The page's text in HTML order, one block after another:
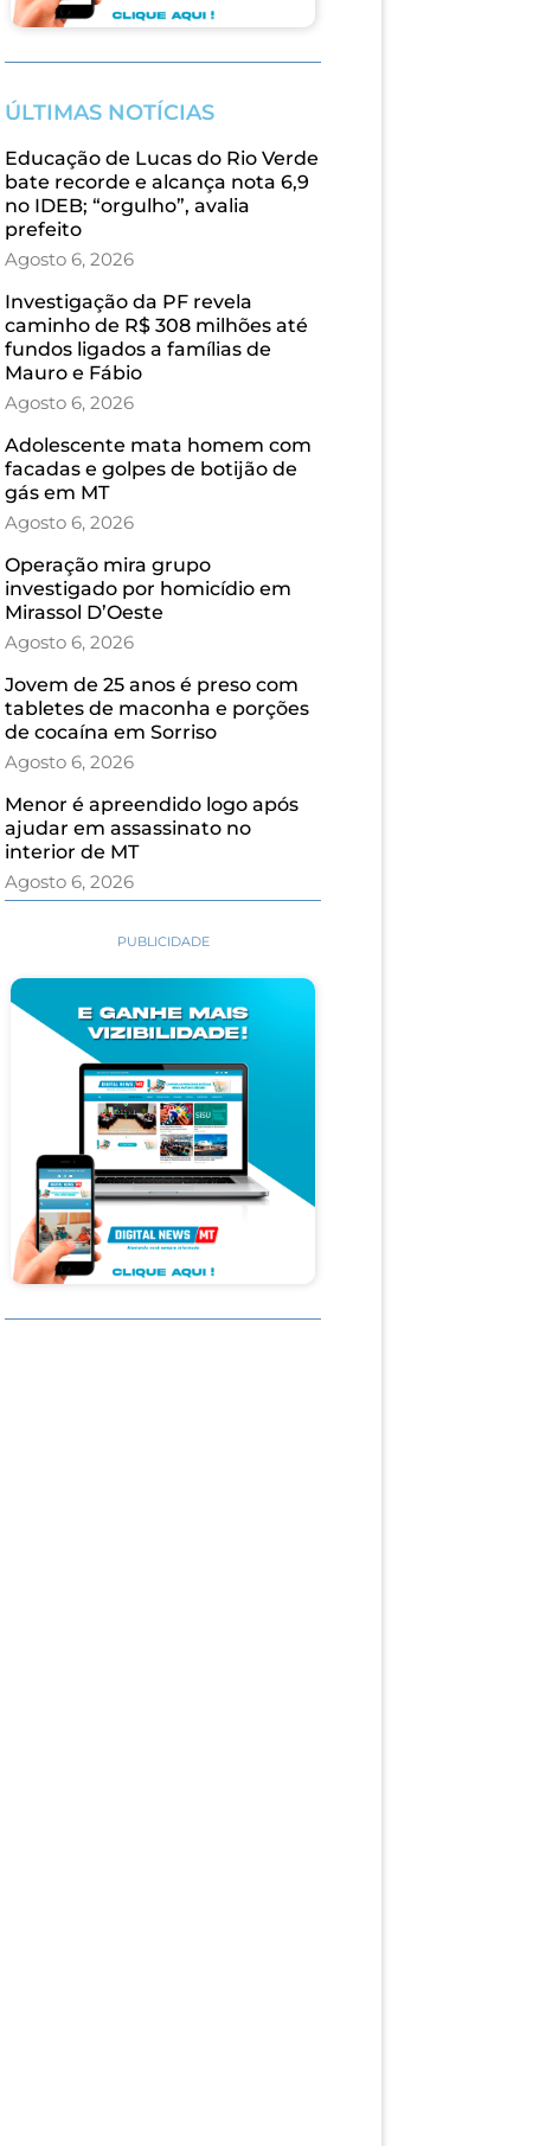
ÚLTIMAS NOTÍCIAS
Educação de Lucas do Rio Verde
bate recorde e alcança nota 6,9
no IDEB; “orgulho”, avalia
prefeito
Agosto 6, 2026
Investigação da PF revela
caminho de R$ 308 milhões até
fundos ligados a famílias de
Mauro e Fábio
Agosto 6, 2026
Adolescente mata homem com
facadas e golpes de botijão de
gás em MT
Agosto 6, 2026
Operação mira grupo
investigado por homicídio em
Mirassol D’Oeste
Agosto 6, 2026
Jovem de 25 anos é preso com
tabletes de maconha e porções
de cocaína em Sorriso
Agosto 6, 2026
Menor é apreendido logo após
ajudar em assassinato no
interior de MT
Agosto 6, 2026
PUBLICIDADE